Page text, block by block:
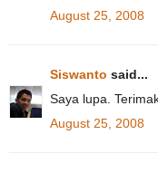
August 25, 2008
Siswanto said...
Saya lupa.
August 25, 2008